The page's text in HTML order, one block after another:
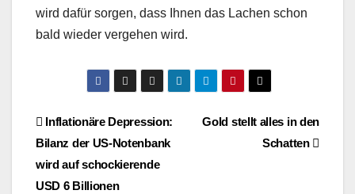
wird dafür sorgen, dass Ihnen das Lachen schon
bald wieder vergehen wird.
BeitragsnavigationGold stellt alles in den
Schatten
Inflationäre Depression:
Bilanz der US-Notenbank
wird auf schockierende
USD 6 Billionen